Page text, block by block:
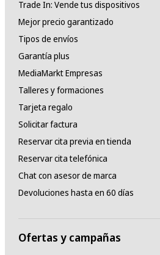
Trade In: Vende tus dispositivos
Mejor precio garantizado
Tipos de envíos
Garantía plus
MediaMarkt Empresas
Talleres y formaciones
Tarjeta regalo
Solicitar factura
Reservar cita previa en tienda
Reservar cita telefónica
Chat con asesor de marca
Devoluciones hasta en 60 días
Ofertas y campañas